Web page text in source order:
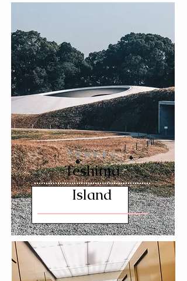
TRAVEL
Teshima
Island